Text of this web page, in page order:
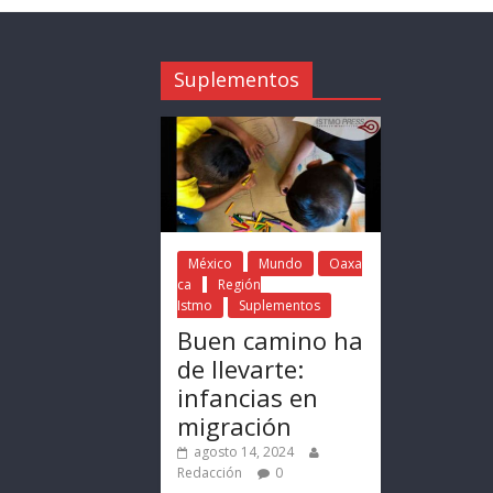
Suplementos
México Mundo
Oaxa
ca
Región
Istmo
Suplementos
Buen camino ha
de llevarte:
infancias en
migración
agosto 14, 2024
Redacción
0